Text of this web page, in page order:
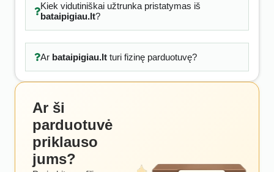
Kiek vidutiniškai užtrunka pristatymas iš
bataipigiau.lt?
Ar bataipigiau.ltturi fizinę parduotuvę?
Ar ši
parduotuvė
priklauso
jums?